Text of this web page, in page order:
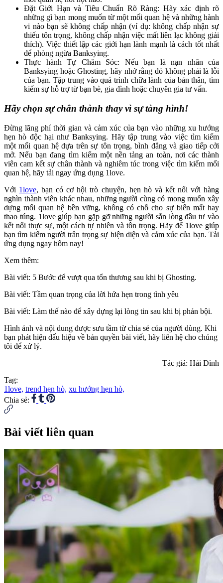
Đặt Giới Hạn và Tiêu Chuẩn Rõ Ràng: Hãy xác định rõ
những gì bạn mong muốn từ một mối quan hệ và những hành
vi nào bạn sẽ không chấp nhận (ví dụ: không chấp nhận sự
thiếu tôn trọng, không chấp nhận việc mất liên lạc không giải
thích). Việc thiết lập các giới hạn lành mạnh là cách tốt nhất
để phòng ngừa Banksying.
Thực hành Tự Chăm Sóc: Nếu bạn là nạn nhân của
Banksying hoặc Ghosting, hãy nhớ rằng đó không phải là lỗi
của bạn. Tập trung vào quá trình chữa lành của bản thân, tìm
kiếm sự hỗ trợ từ bạn bè, gia đình hoặc chuyên gia tư vấn.
Hãy chọn sự chân thành thay vì sự tàng hình!
Đừng lãng phí thời gian và cảm xúc của bạn vào những xu hướng
hẹn hò độc hại như Banksying. Hãy tập trung vào việc tìm kiếm
một mối quan hệ dựa trên sự tôn trọng, bình đẳng và giao tiếp cởi
mở. Nếu bạn đang tìm kiếm một nền tảng an toàn, nơi các thành
viên cam kết sự chân thành và nghiêm túc trong việc tìm kiếm mối
quan hệ, hãy tải ngay ứng dụng 1love.
Với 1love, bạn có cơ hội trò chuyện, hẹn hò và kết nối với hàng
nghìn thành viên khác nhau, những người cùng có mong muốn xây
dựng mối quan hệ bền vững, không có chỗ cho sự biến mất hay
thao túng. 1love giúp bạn gặp gỡ những người sẵn lòng đầu tư vào
kết nối thực sự, một cách tự nhiên và tôn trọng. Hãy để 1love giúp
bạn tìm kiếm người trân trọng sự hiện diện và cảm xúc của bạn. Tải
ứng dụng ngay hôm nay!
Xem thêm:
Bài viết: 5 Bước để vượt qua tổn thương sau khi bị Ghosting.
Bài viết: Tầm quan trọng của lời hứa hẹn trong tình yêu
Bài viết: Làm thế nào để xây dựng lại lòng tin sau khi bị phản bội.
Hình ảnh và nội dung được sưu tầm từ chia sẻ của người dùng. Khi
bạn phát hiện dấu hiệu về bản quyền bài viết, hãy liên hệ cho chúng
tôi để xử lý.
Tác giả: Hải Đình
Tag:
1love, trend hẹn hò, xu hướng hẹn hò,
Chia sẻ:
Bài viết liên quan